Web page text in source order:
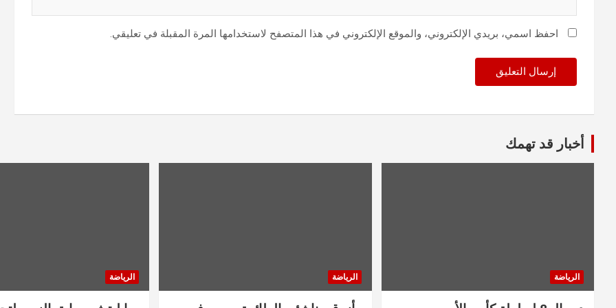
احفظ اسمي، بريدي الإلكتروني، والموقع الإلكتروني في هذا المتصفح لاستخدامها المرة المقبلة في تعليقي.
أخبار قد تهمك
الرياضة الرياضة الرياضة